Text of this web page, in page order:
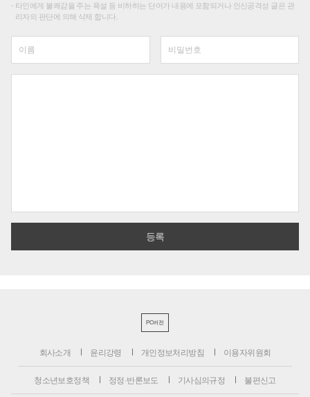
타인에게 불쾌감을 주는 욕설 등 비하하는 단어가 내용에 포함되거나 인신공격성 글은 관
리자의 판단에 의해 삭제 합니다.
PC버전
회사소개 윤리강령 개인정보처리방침 이용자위원회
청소년보호정책 정정·반론보도 기사심의규정 불편신고